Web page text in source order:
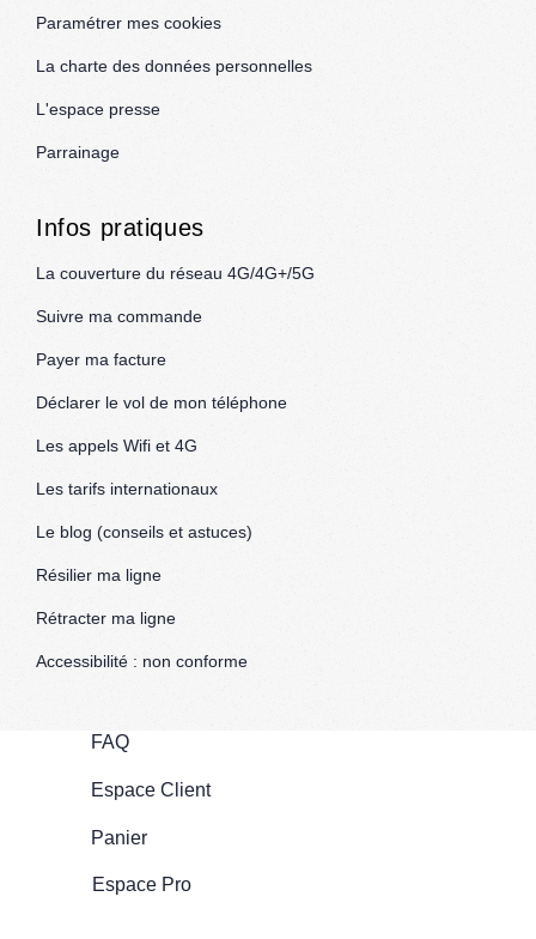
Paramétrer mes cookies
La charte des données personnelles
L'espace presse
Parrainage
Infos pratiques
La couverture du réseau 4G/4G+/5G
Suivre ma commande
Payer ma facture
Déclarer le vol de mon téléphone
Les appels Wifi et 4G
Les tarifs internationaux
Le blog (conseils et astuces)
Résilier ma ligne
Rétracter ma ligne
Accessibilité : non conforme
FAQ
Espace Client
Panier
Espace Pro